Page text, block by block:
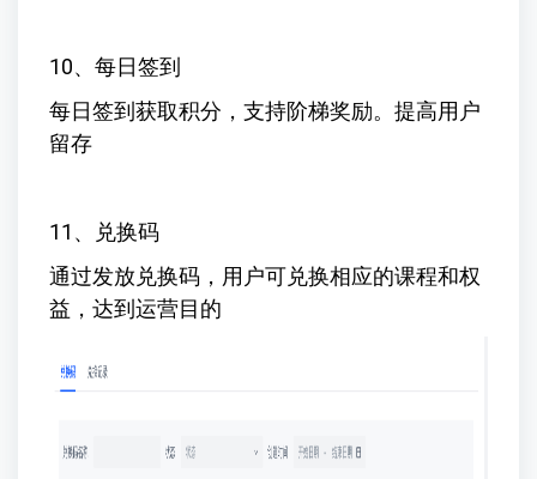
10、每日签到
每日签到获取积分，支持阶梯奖励。提高用户
留存
11、兑换码
通过发放兑换码，用户可兑换相应的课程和权
益，达到运营目的